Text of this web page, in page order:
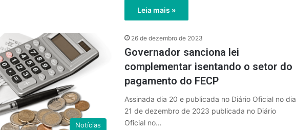
Leia mais »
Notícias
26 de dezembro de 2023
Governador sanciona lei
complementar isentando o setor do
pagamento do FECP
Assinada dia 20 e publicada no Diário Oficial no dia
21 de dezembro de 2023 publicada no Diário
Oficial no…